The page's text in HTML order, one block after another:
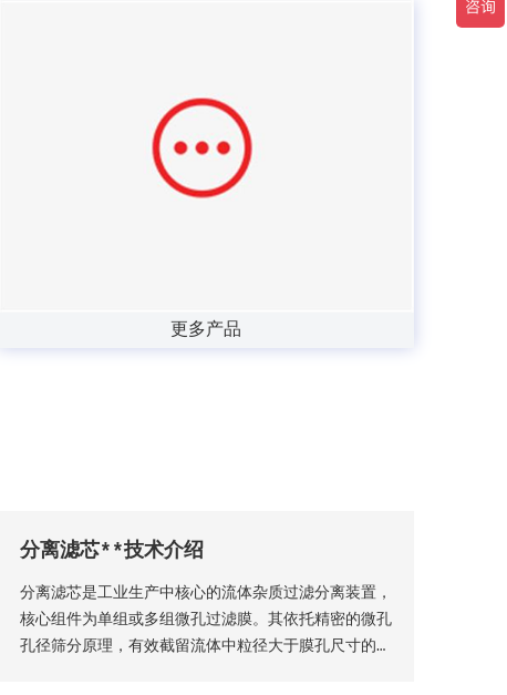
更多产品
分离滤芯**技术介绍
分离滤芯是工业生产中核心的流体杂质过滤分离装置，
核心组件为单组或多组微孔过滤膜。其依托精密的微孔
孔径筛分原理，有效截留流体中粒径大于膜孔尺寸的固